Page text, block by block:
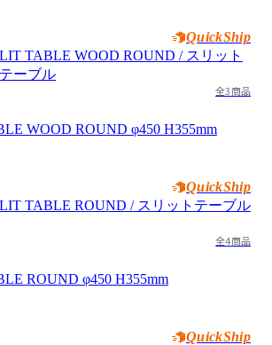
QuickShip
全3商品
WOOD ROUND φ450 H355mm
QuickShip
全4商品
ROUND φ450 H355mm
QuickShip